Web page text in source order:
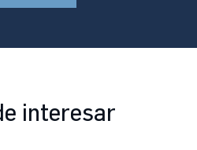
interesar